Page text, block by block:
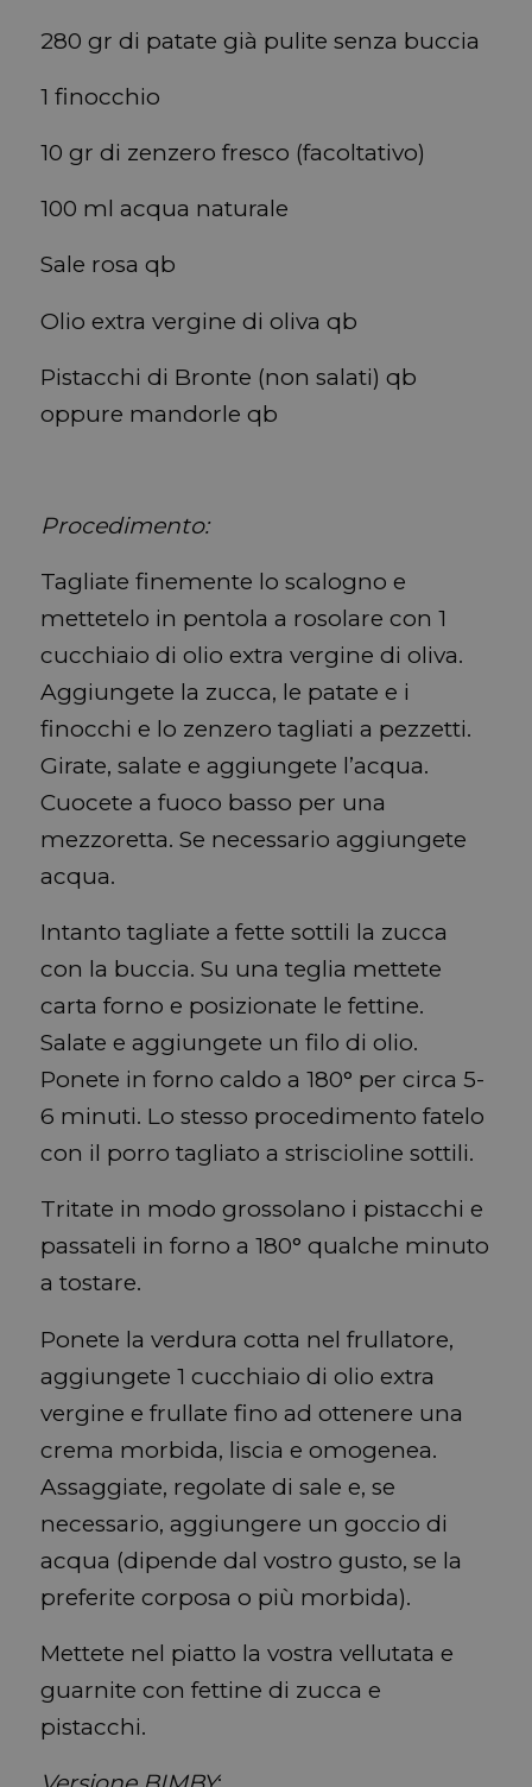
280 gr di patate già pulite senza buccia
1 finocchio
10 gr di zenzero fresco (facoltativo)
100 ml acqua naturale
Sale rosa qb
Olio extra vergine di oliva qb
Pistacchi di Bronte (non salati) qb
oppure mandorle qb
Procedimento:
Tagliate finemente lo scalogno e
mettetelo in pentola a rosolare con 1
cucchiaio di olio extra vergine di oliva.
Aggiungete la zucca, le patate e i
finocchi e lo zenzero tagliati a pezzetti.
Girate, salate e aggiungete l’acqua.
Cuocete a fuoco basso per una
mezzoretta. Se necessario aggiungete
acqua.
Intanto tagliate a fette sottili la zucca
con la buccia. Su una teglia mettete
carta forno e posizionate le fettine.
Salate e aggiungete un filo di olio.
Ponete in forno caldo a 180° per circa 5-
6 minuti. Lo stesso procedimento fatelo
con il porro tagliato a striscioline sottili.
Tritate in modo grossolano i pistacchi e
passateli in forno a 180° qualche minuto
a tostare.
Ponete la verdura cotta nel frullatore,
aggiungete 1 cucchiaio di olio extra
vergine e frullate fino ad ottenere una
crema morbida, liscia e omogenea.
Assaggiate, regolate di sale e, se
necessario, aggiungere un goccio di
acqua (dipende dal vostro gusto, se la
preferite corposa o più morbida).
Mettete nel piatto la vostra vellutata e
guarnite con fettine di zucca e
pistacchi.